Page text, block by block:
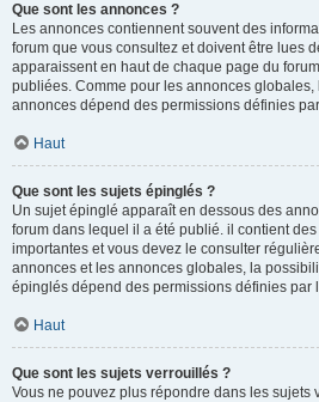
Que sont les annonces ?
Les annonces contiennent souvent des
forum que vous consultez et doivent être lues
apparaissent en haut de chaque page du
publiées. Comme pour les annonces
annonces dépend des permissions définies
Haut
Que sont les sujets épinglés ?
Un sujet épinglé apparaît en dessous des
forum dans lequel il a été publié. il contient
importantes et vous devez le consulter
annonces et les annonces globales, la
épinglés dépend des permissions définies par
Haut
Que sont les sujets verrouillés ?
Vous ne pouvez plus répondre dans les sujets